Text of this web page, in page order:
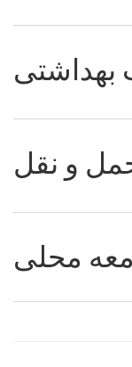
بهداشتی
و نقل
محلی